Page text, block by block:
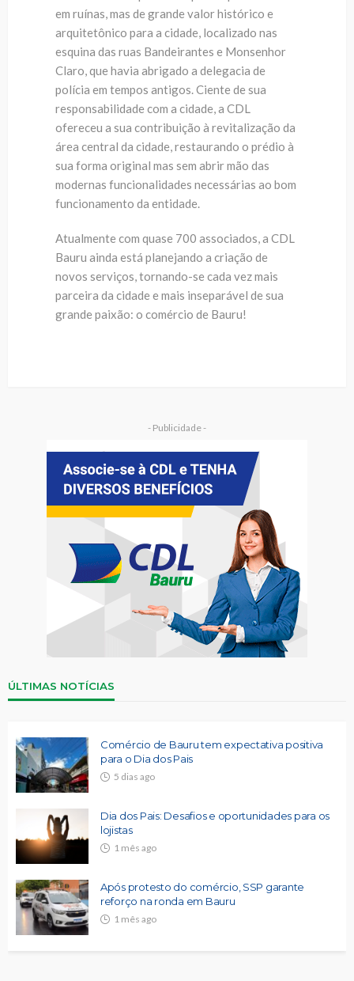
em ruínas, mas de grande valor histórico e
arquitetônico para a cidade, localizado nas
esquina das ruas Bandeirantes e Monsenhor
Claro, que havia abrigado a delegacia de
polícia em tempos antigos. Ciente de sua
responsabilidade com a cidade, a CDL
ofereceu a sua contribuição à revitalização da
área central da cidade, restaurando o prédio à
sua forma original mas sem abrir mão das
modernas funcionalidades necessárias ao bom
funcionamento da entidade.
Atualmente com quase 700 associados, a CDL
Bauru ainda está planejando a criação de
novos serviços, tornando-se cada vez mais
parceira da cidade e mais inseparável de sua
grande paixão: o comércio de Bauru!
- Publicidade -
ÚLTIMAS NOTÍCIAS
Comércio de Bauru tem expectativa positiva
para o Dia dos Pais
5 dias ago
Dia dos Pais: Desafios e oportunidades para os
lojistas
1 mês ago
Após protesto do comércio, SSP garante
reforço na ronda em Bauru
1 mês ago